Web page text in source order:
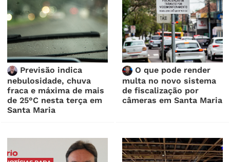
Previsão indica
nebulosidade, chuva
fraca e máxima de mais
de 25°C nesta terça em
Santa Maria
O que pode render
multa no novo sistema
de fiscalização por
câmeras em Santa Maria